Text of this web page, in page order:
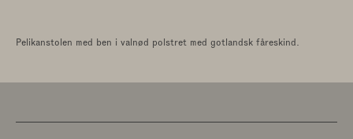
Pelikanstolen med ben i valnød polstret med gotlandsk fåreskind.